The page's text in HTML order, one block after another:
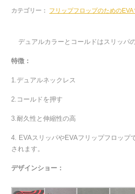
カテゴリー： フリップフロップのための
デュアルカラーとコールドはスリッパ
特徴：
1.デュアルネックレス
2.コールドを押す
3.耐久性と伸縮性の高
4. EVAスリッパやEVAフリップフロップ
されます。
デザインショー：